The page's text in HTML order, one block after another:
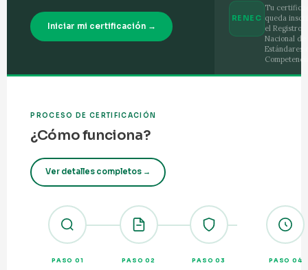
Iniciar mi certificación →
RENEC
Tu
queda
el Registro
Nacional de
Estándares
PROCESO DE CERTIFICACIÓN
¿Cómo funciona?
Ver detalles completos →
PASO 01 PASO 02 PASO 03 PASO 04